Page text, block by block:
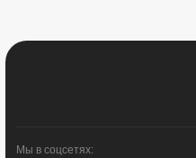
Мы в соцсетях: